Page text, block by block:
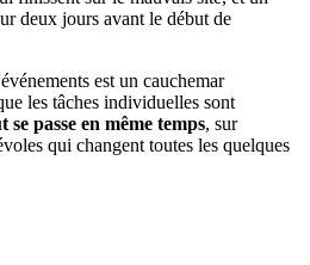
deux jours avant le début de
est un cauchemar
les tâches individuelles sont
se passe en même temps, sur
qui changent toutes les quelques